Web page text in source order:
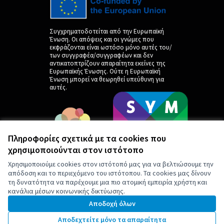
Πληροφορίες σχετικά με τα cookies που
χρησιμοποιούνται στον ιστότοπο
Χρησιμοποιούμε cookies στον ιστότοπό μας για να βελτιώσουμε την
απόδοση και το περιεχόμενο του ιστότοπου. Τα cookies μας δίνουν
τη δυνατότητα να παρέχουμε μια πιο ατομική εμπειρία χρήστη και
κανάλια μέσων κοινωνικής δικτύωσης.
Αποδοχή όλων
Αποδεχτείτε μόνο τα απαραίτητα
Συγχρηματοδοτείται από την Ευρωπαϊκή
Ένωση. Οι απόψεις και οι γνώμες που
εκφράζονται είναι ωστόσο μόνο αυτές του/
των συγγραφέα/συγγραφέων και δεν
αντικατοπτρίζουν απαραίτητα εκείνες της
Ευρωπαϊκής Ένωσης. Ούτε η Ευρωπαϊκή
Ένωση μπορεί να θεωρηθεί υπεύθυνη για
αυτές.
by